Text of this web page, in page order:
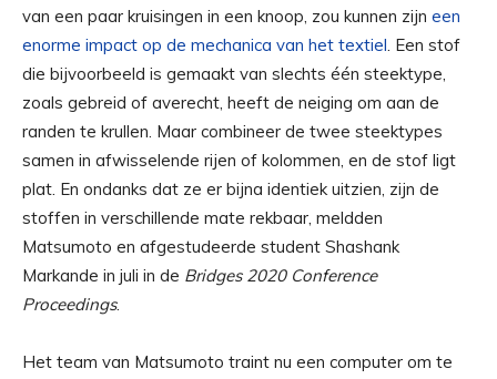
van een paar kruisingen in een knoop, zou kunnen zijn een
enorme impact op de mechanica van het textiel. Een stof
die bijvoorbeeld is gemaakt van slechts één steektype,
zoals gebreid of averecht, heeft de neiging om aan de
randen te krullen. Maar combineer de twee steektypes
samen in afwisselende rijen of kolommen, en de stof ligt
plat. En ondanks dat ze er bijna identiek uitzien, zijn de
stoffen in verschillende mate rekbaar, meldden
Matsumoto en afgestudeerde student Shashank
Markande in juli in de Bridges 2020 Conference
Proceedings.
Het team van Matsumoto traint nu een computer om te